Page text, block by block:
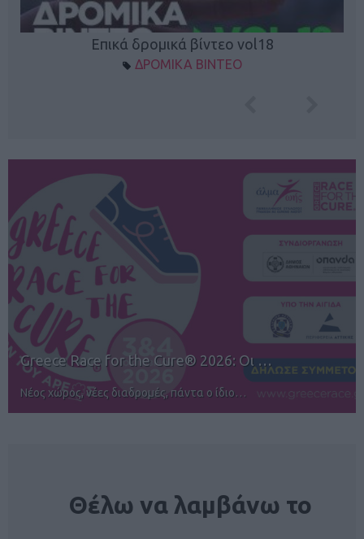
Επικά δρομικά βίντεο vol18
ΔΡΟΜΙΚΑ ΒΙΝΤΕΟ
12ος TUI Rhodes Marathon: Άνοιγμα ε…
Αγώνες για όλους στην Ρόδο
Θέλω να λαμβάνω το